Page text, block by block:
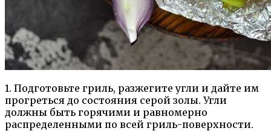
1. Подготовьте гриль, разжегите угли и дайте им
прогреться до состояния серой золы. Угли
должны быть горячими и равномерно
распределенными по всей гриль-поверхности.